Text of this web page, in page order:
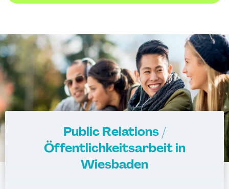
Public Relations /
Öffentlichkeitsarbeit in
Wiesbaden